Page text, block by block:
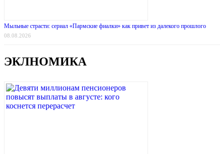
Мыльные страсти: сериал «Пармские фиалки» как привет из далекого прошлого
08.08.2026
ЭКЛНОМИКА